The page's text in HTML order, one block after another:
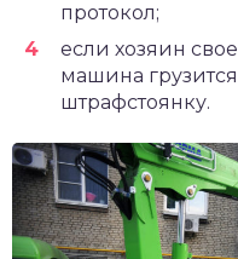
протокол;
если хозяин
машина
штрафстоянку.